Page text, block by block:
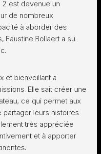
2 est devenue un
de nombreux
à aborder des
Faustine Bollaert a su
et bienveillant a
Elle sait créer une
ce qui permet aux
partager leurs histoires
très appréciée
et à apporter